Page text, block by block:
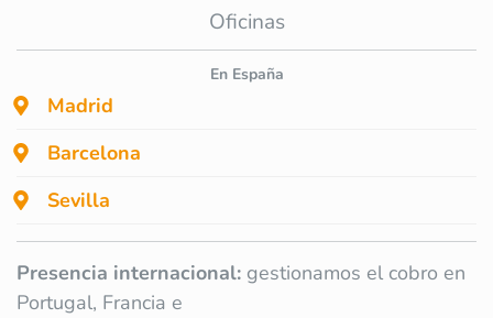
Oficinas
En España
Madrid
Barcelona
Sevilla
Presencia internacional: gestionamos el cobro en
Portugal, Francia e